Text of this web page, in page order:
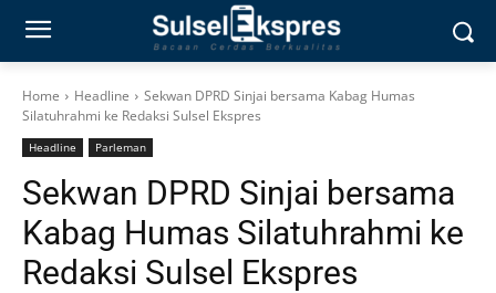
Home Headline
Sekwan DPRD Sinjai bersama Kabag Humas
Silatuhrahmi ke Redaksi Sulsel Ekspres
Headline Parleman
Sekwan DPRD Sinjai bersama
Kabag Humas Silatuhrahmi ke
Redaksi Sulsel Ekspres